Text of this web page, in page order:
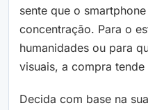
sente que o
concentração. Para o
humanidades ou para
visuais, a compra
Decida com base na